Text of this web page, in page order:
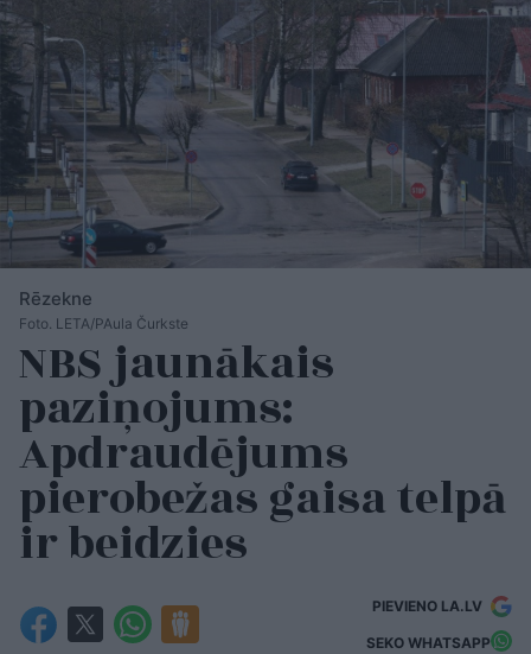
Rēzekne
Foto. LETA/PAula Čurkste
NBS jaunākais
paziņojums:
Apdraudējums
pierobežas gaisa telpā
ir beidzies
PIEVIENO LA.LV
SEKO WHATSAPP